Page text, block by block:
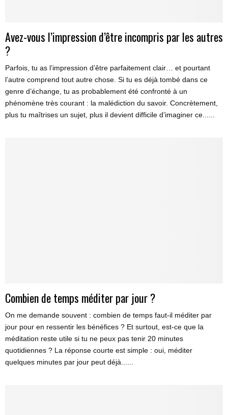
Avez-vous l’impression d’être incompris par les autres
?
Parfois, tu as l’impression d’être parfaitement clair… et pourtant
l’autre comprend tout autre chose. Si tu es déjà tombé dans ce
genre d’échange, tu as probablement été confronté à un
phénomène très courant : la malédiction du savoir. Concrètement,
plus tu maîtrises un sujet, plus il devient difficile d’imaginer ce......
Combien de temps méditer par jour ?
On me demande souvent : combien de temps faut-il méditer par
jour pour en ressentir les bénéfices ? Et surtout, est-ce que la
méditation reste utile si tu ne peux pas tenir 20 minutes
quotidiennes ? La réponse courte est simple : oui, méditer
quelques minutes par jour peut déjà......